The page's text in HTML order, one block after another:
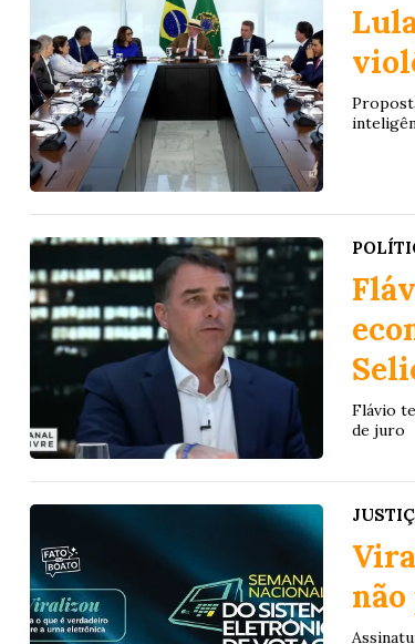
Flávio
de juro